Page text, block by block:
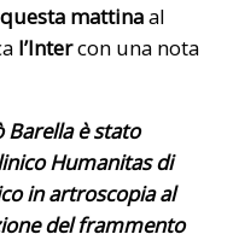
mattinaal
l’Intercon una nota
Barella è stato
Humanitas di
in artroscopia al
del frammento